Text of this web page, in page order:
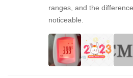
ranges, and the
noticeable.